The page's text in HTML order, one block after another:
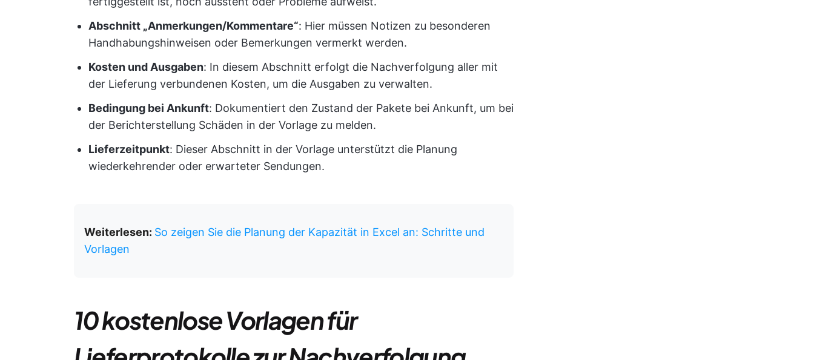
Abschnitt „Anmerkungen/Kommentare“: Hier müssen Notizen zu besonderen
Handhabungshinweisen oder Bemerkungen vermerkt werden.
Kosten und Ausgaben: In diesem Abschnitt erfolgt die Nachverfolgung aller mit
der Lieferung verbundenen Kosten, um die Ausgaben zu verwalten.
Bedingung bei Ankunft: Dokumentiert den Zustand der Pakete bei Ankunft, um bei
der Berichterstellung Schäden in der Vorlage zu melden.
Lieferzeitpunkt: Dieser Abschnitt in der Vorlage unterstützt die Planung
wiederkehrender oder erwarteter Sendungen.
Weiterlesen: So zeigen Sie die Planung der Kapazität in Excel an: Schritte und
Vorlagen
10 kostenlose Vorlagen für